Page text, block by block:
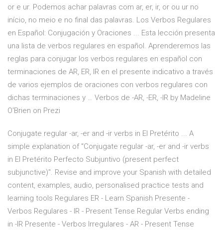
or e ur. Podemos achar palavras com ar, er, ir, or ou ur no
início, no meio e no final das palavras. Los Verbos Regulares
en Español: Conjugación y Oraciones ... Esta lección presenta
una lista de verbos regulares en español. Aprenderemos las
reglas para conjugar los verbos regulares en español con
terminaciones de AR, ER, IR en el presente indicativo a través
de varios ejemplos de oraciones con verbos regulares con
dichas terminaciones y … Verbos de -AR, -ER, -IR by Madeline
O'Brien on Prezi
Conjugate regular -ar, -er and -ir verbs in El Pretérito ... A
simple explanation of "Conjugate regular -ar, -er and -ir verbs
in El Pretérito Perfecto Subjuntivo (present perfect
subjunctive)". Revise and improve your Spanish with detailed
content, examples, audio, personalised practice tests and
learning tools Regulares ER - Learn Spanish Presente -
Verbos Regulares - IR - Present Tense Regular Verbs ending
in -IR Presente - Verbos Irregulares - AR - Present Tense